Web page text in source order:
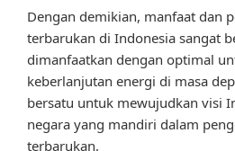
Dengan demikian, manfaat dan
terbarukan di Indonesia sangat
dimanfaatkan dengan optimal
keberlanjutan energi di masa
bersatu untuk mewujudkan visi
negara yang mandiri dalam
terbarukan.